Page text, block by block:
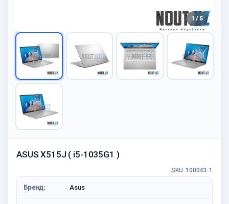
1 / 5
ASUS X515J ( i5-1035G1 )
SKU: 100043-1
Бренд: Asus